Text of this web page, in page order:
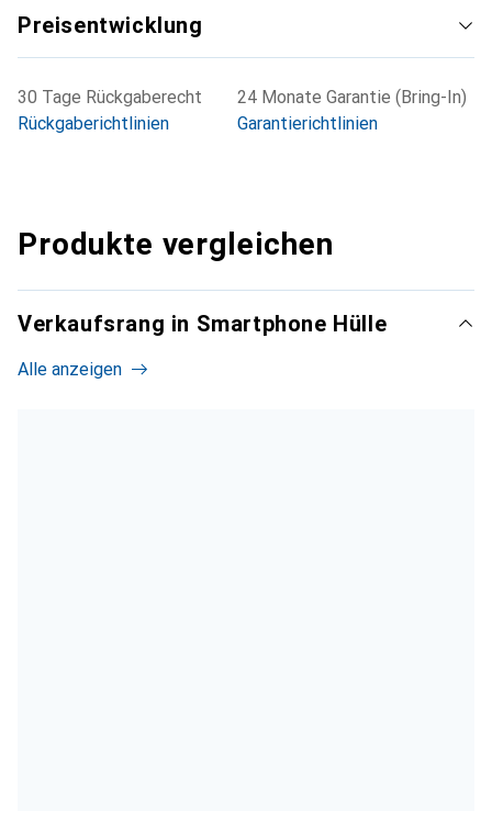
Preisentwicklung
30 Tage Rückgaberecht
Rückgaberichtlinien
24 Monate Garantie (Bring-In)
Garantierichtlinien
Produkte vergleichen
Verkaufsrang in Smartphone Hülle
Alle anzeigen